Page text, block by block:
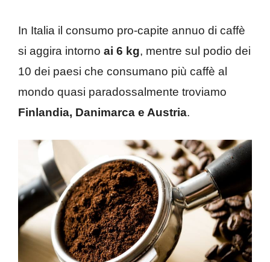
In Italia il consumo pro-capite annuo di caffè
si aggira intorno ai 6 kg, mentre sul podio dei
10 dei paesi che consumano più caffè al
mondo quasi paradossalmente troviamo
Finlandia, Danimarca e Austria.